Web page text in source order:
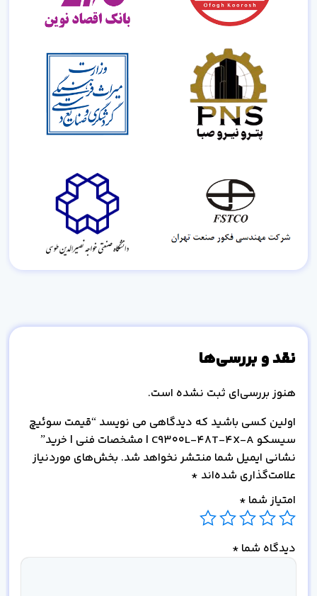
نقد و بررسی‌ها
هنوز بررسی‌ای ثبت نشده است.
اولین کسی باشید که دیدگاهی می نویسد “قیمت سوئیچ
سیسکو C9300L-48T-4X-A | مشخصات فنی | خرید”
نشانی ایمیل شما منتشر نخواهد شد. بخش‌های موردنیاز
علامت‌گذاری شده‌اند *
امتیاز شما *
دیدگاه شما *